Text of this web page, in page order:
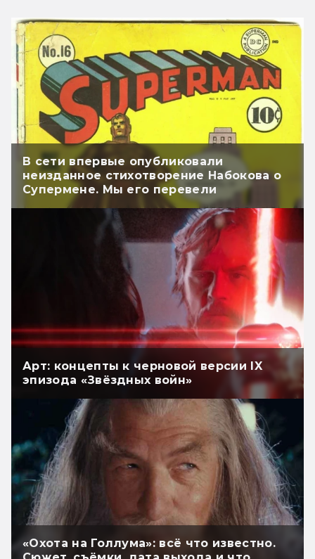
В сети впервые опубликовали
неизданное стихотворение Набокова о
Супермене. Мы его перевели
Арт: концепты к черновой версии IX
эпизода «Звёздных войн»
«Охота на Голлума»: всё что известно.